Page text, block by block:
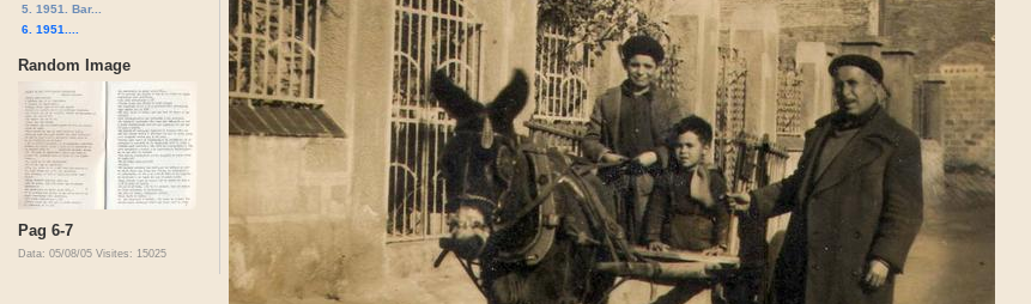
5. 1951. Bar...
6. 1951....
Random Image
Pag 6-7
Data: 05/08/05 Visites: 15025